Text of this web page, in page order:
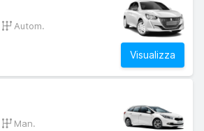
Autom.
Visualizza
Man.